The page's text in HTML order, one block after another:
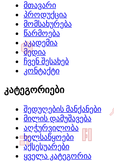
მთავარი
პროდუქცია
მომსახურება
წარმოება
აკადემია
მედია
ჩვენ შესახებ
კონტაქტი
კატეგორიები
შედუღების მანქანები
მილის დამუშავება
აღჭურვილობა
ხელსაწყოები
აქსესუარები
ყველა კატეგორია